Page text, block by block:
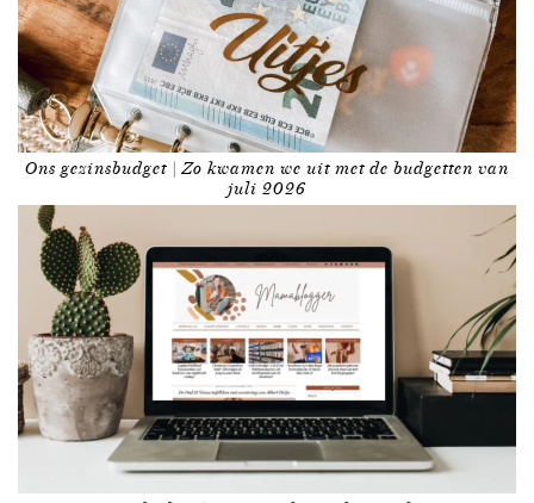
Ons gezinsbudget | Zo kwamen we uit met de budgetten van
juli 2026